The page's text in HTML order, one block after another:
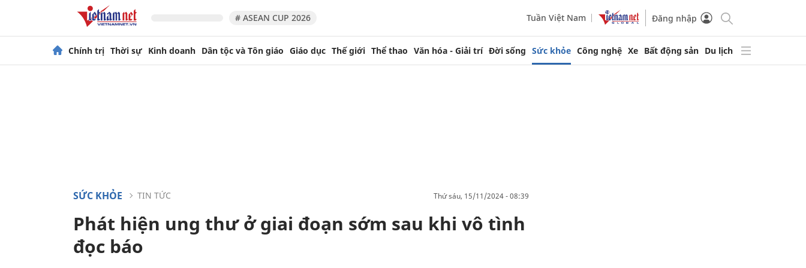
# ASEAN CUP 2026 Tuần Việt Nam Đăng nhập
Chính trị Thời sự Kinh doanh Dân tộc và Tôn giáo Giáo dục Thế giới Thể thao Văn hóa - Giải trí Đời sống Sức khỏe Công nghệ Xe Bất động sản Du lịch
SỨC KHỎE TIN TỨC thứ sáu, 15/11/2024 - 08:39
Phát hiện ung thư ở giai đoạn sớm sau khi vô tình
đọc báo